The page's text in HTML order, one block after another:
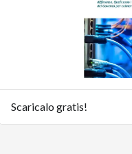
Scaricalo gratis!